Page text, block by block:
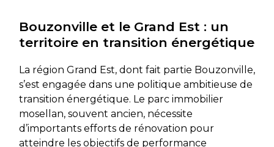
Bouzonville et le Grand Est : un
territoire en transition énergétique
La région Grand Est, dont fait partie Bouzonville,
s’est engagée dans une politique ambitieuse de
transition énergétique. Le parc immobilier
mosellan, souvent ancien, nécessite
d’importants efforts de rénovation pour
atteindre les objectifs de performance